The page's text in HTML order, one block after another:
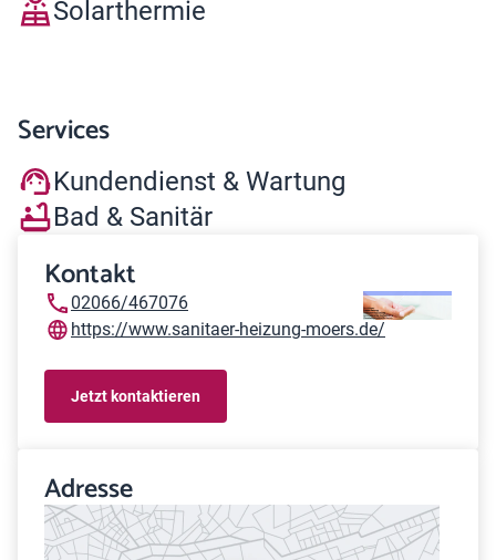
Solarthermie
Services
Kundendienst & Wartung
Bad & Sanitär
Kontakt
02066/467076
https://www.sanitaer-heizung-moers.de/
Jetzt kontaktieren
Adresse